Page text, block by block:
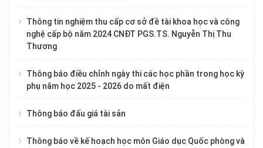
Thông tin nghiệm thu cấp cơ sở đề tài khoa học và công
nghệ cấp bộ năm 2024 CNĐT PGS.TS. Nguyễn Thị Thu
Thương
Thông báo điều chỉnh ngày thi các học phần trong học kỳ
phụ năm học 2025 - 2026 do mất điện
Thông báo đấu giá tài sản
Thông báo về kế hoạch học môn Giáo dục Quốc phòng và